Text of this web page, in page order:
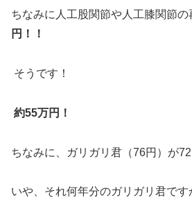
ちなみに人工股関節や人工膝関節の
円！！
そうです！
約55万円！
ちなみに、ガリガリ君（76円）が
いや、それ何年分のガリガリ君です